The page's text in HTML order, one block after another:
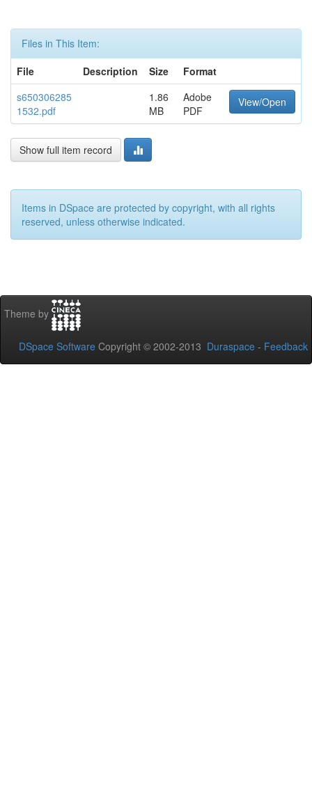
Files in This Item:
File
Description Size
Format
s650306285
1532.pdf
1.86
MB
Adobe
PDF
View/Open
Show full item record
Items in DSpace are protected by copyright, with all rights
reserved, unless otherwise indicated.
Theme by
DSpace Software Copyright © 2002-2013 Duraspace - Feedback